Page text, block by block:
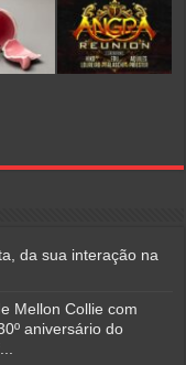
da sua interação na
Mellon Collie com
aniversário do